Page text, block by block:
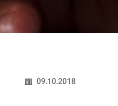
09.10.2018